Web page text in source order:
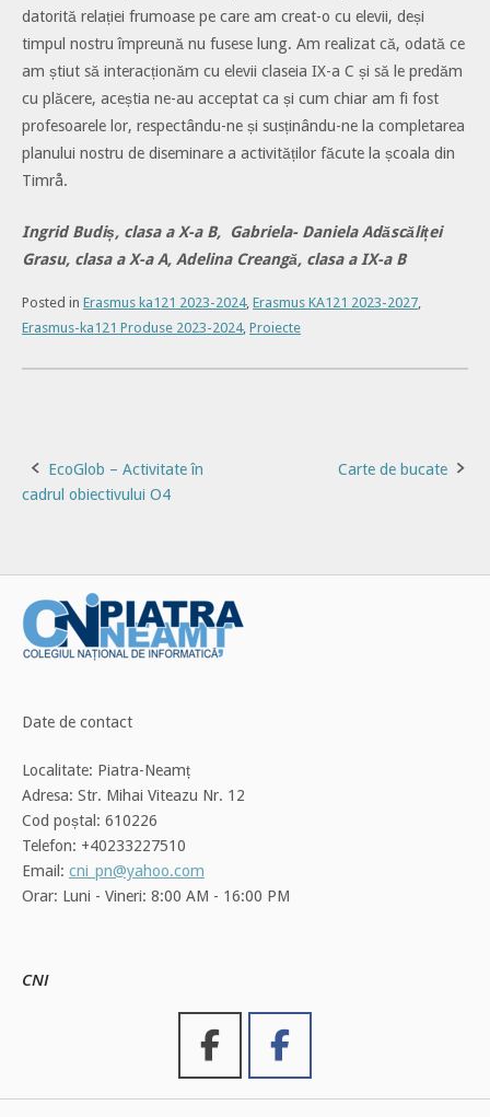
datorită relației frumoase pe care am creat-o cu elevii, deși
timpul nostru împreună nu fusese lung. Am realizat că, odată ce
am știut să interacționăm cu elevii claseia IX-a C și să le predăm
cu plăcere, aceștia ne-au acceptat ca și cum chiar am fi fost
profesoarele lor, respectându-ne și susținându-ne la completarea
planului nostru de diseminare a activităților făcute la școala din
Timrå.
Ingrid Budiș, clasa a X-a B, Gabriela- Daniela Adăscăliței
Grasu, clasa a X-a A, Adelina Creangă, clasa a IX-a B
Posted in Erasmus ka121 2023-2024, Erasmus KA121 2023-2027
Erasmus-ka121 Produse 2023-2024, Proiecte
Post
EcoGlob – Activitate în
cadrul obiectivului O4
Carte de bucate
Date de contact
Localitate: Piatra-Neamț
Adresa: Str. Mihai Viteazu Nr. 12
Cod poștal: 610226
Telefon: +40233227510
Email: cni_pn@yahoo.com
Orar: Luni - Vineri: 8:00 AM - 16:00 PM
CNI